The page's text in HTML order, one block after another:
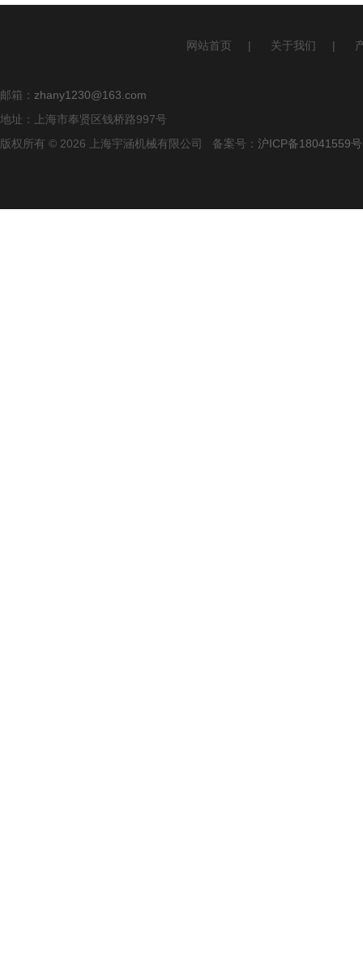
网站首页 | 关于我们 |
邮箱： zhany1230@163.com
地址：上海市奉贤区钱桥路997号
版权所有 © 2026 上海宇涵机械有限公司 备案号： 沪ICP备18041559